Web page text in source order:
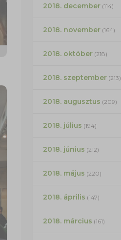
2018. december(114)
2018. november(164)
2018. október(218)
2018. szeptember(213)
2018. augusztus (209)
2018. július (194)
2018. június (212)
2018. május (220)
2018. április (147)
2018. március (161)